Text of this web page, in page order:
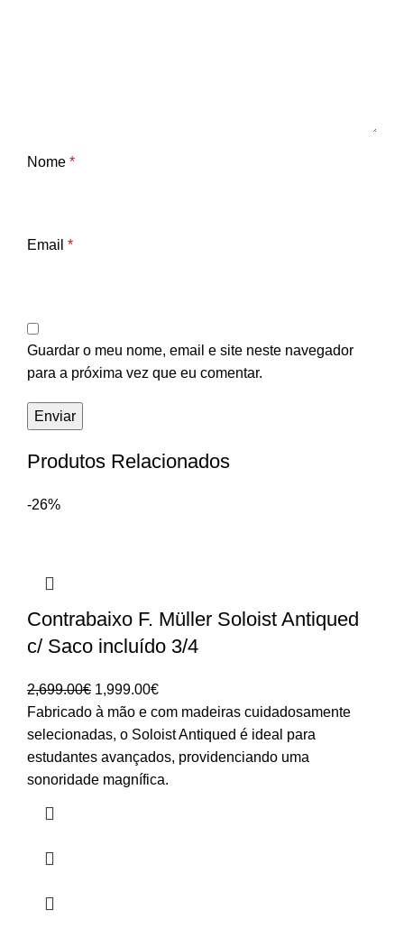
Nome *
Email *
Guardar o meu nome, email e site neste navegador
para a próxima vez que eu comentar.
Produtos Relacionados
-26%
Contrabaixo F. Müller Soloist Antiqued
c/ Saco incluído 3/4
2,699.00€ O
preço
original
era:
2,699.00€.
1,999.00€O
preço
atual
é:
1,999.00€.
Fabricado à mão e com madeiras cuidadosamente
selecionadas, o Soloist Antiqued é ideal para
estudantes avançados, providenciando uma
sonoridade magnífica.